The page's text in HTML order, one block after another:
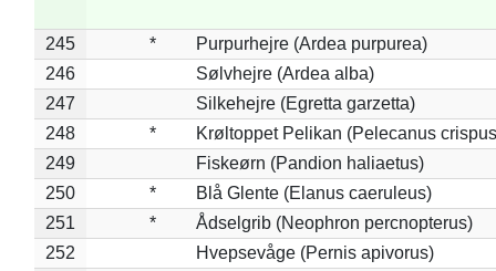
245 *
Purpurhejre (Ardea purpurea)
246
Sølvhejre (Ardea alba)
247
Silkehejre (Egretta garzetta)
248
*
Krøltoppet Pelikan (Pelecanus
249
Fiskeørn (Pandion haliaetus)
250
*
Blå Glente (Elanus caeruleus)
251
*
Ådselgrib (Neophron percnopterus)
252
Hvepsevåge (Pernis apivorus)